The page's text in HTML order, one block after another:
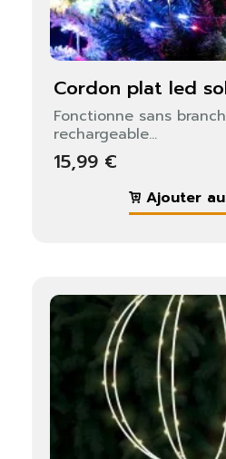
cordon plat led
Fonctionne sans
rechargeable...
15,99 €
Ajouter